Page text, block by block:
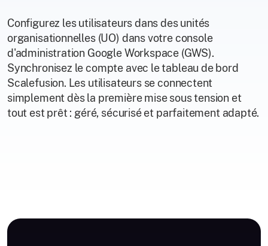
Configurez les utilisateurs dans des unités
organisationnelles (UO) dans votre console
d'administration Google Workspace (GWS).
Synchronisez le compte avec le tableau de bord
Scalefusion. Les utilisateurs se connectent
simplement dès la première mise sous tension et
tout est prêt : géré, sécurisé et parfaitement adapté.